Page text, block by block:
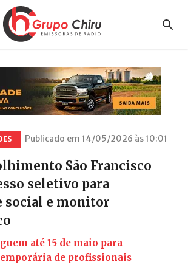
Publicado em 14/05/2026 às 10:01
São Francisco
seletivo para
social e monitor
até 15 de maio para
de profissionais